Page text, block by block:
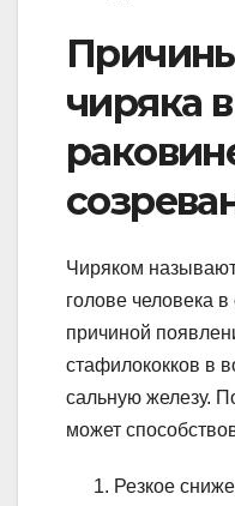
чиряка
Чиряком
голове человека
причиной
стафилококков в
сальную железу.
может
Резкое